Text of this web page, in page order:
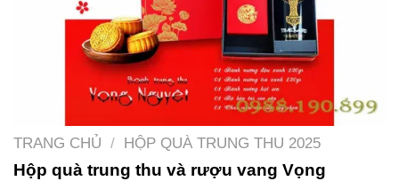
TRANG CHỦ / HỘP QUÀ TRUNG THU 2025
Hộp quà trung thu và rượu vang Vọng